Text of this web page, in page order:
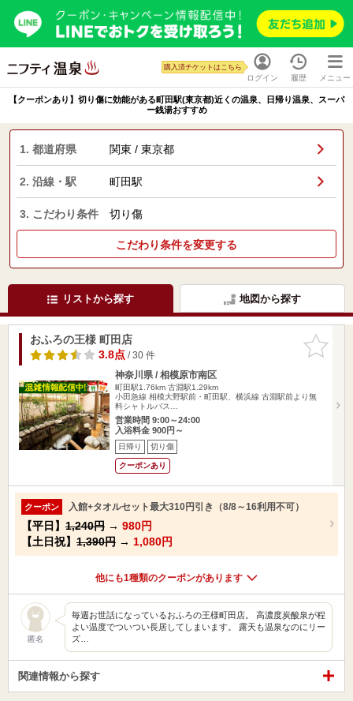
ログイン
購入済チケットはこちら
履歴 メニュー
【クーポンあり】切り傷に効能がある町田駅(東京都)近くの温泉、日帰り温泉、スーパ
ー銭湯おすすめ
1. 都道府県 関東 / 東京都
2. 沿線・駅 町田駅
3. こだわり条件 切り傷
こだわり条件を変更する
リストから探す 地図から探す
お気に入
りに追加
おふろの王様 町田店
3.8点/ 30 件
神奈川県 / 相模原市南区
町田駅1.76km 古淵駅1.29km
小田急線 相模大野駅前・町田駅、横浜線 古淵駅前より無
料シャトルバス…
営業時間 9:00～24:00
入浴料金 900円～
日帰り 切り傷
クーポンあり
クーポン 入館+タオルセット最大310円引き（8/8～16利用不可）
【平日】 1,240円 → 980円
【土日祝】 1,390円 → 1,080円
他にも1種類のクーポンがあります
匿名
毎週お世話になっているおふろの王様町田店。 高濃度炭酸泉が程
よい温度でついつい長居してしまいます。 露天も温泉なのにリー
ズ…
関連情報から探す